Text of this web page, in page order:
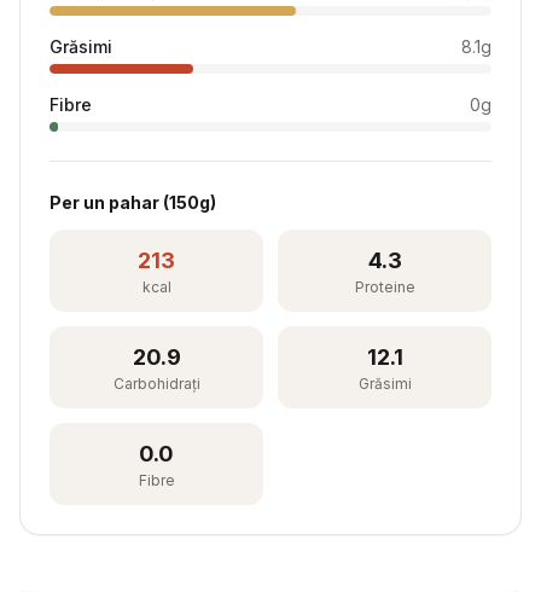
Grăsimi 8.1g
Fibre 0g
Per un pahar (150g)
213
kcal
4.3
Proteine
20.9
Carbohidrați
12.1
Grăsimi
0.0
Fibre